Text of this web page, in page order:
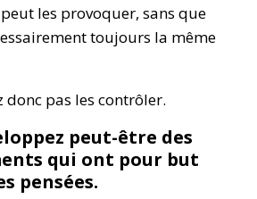
les provoquer, sans que
toujours la même
donc pas les contrôler.
peut-être des
qui ont pour but
pensées.